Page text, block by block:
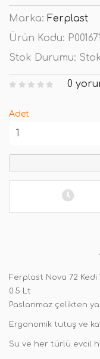
Marka: Ferplast
Ürün Kodu:
Stok Durumu:
0
Adet
Ferplast Nova 72 Kedi
0.5 Lt
Paslanmaz çelikten
Ergonomik tutuş ve
Su ve her türlü evcil